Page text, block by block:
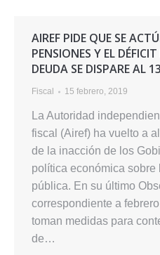
AIREF PIDE QUE SE
PENSIONES Y EL
DEUDA SE DISPARE AL
Fiscal 15 febrero, 2019
La Autoridad
fiscal (Airef) ha vuelto a
de la inacción de los
política económica
pública. En su último
correspondiente a
toman medidas para
de…